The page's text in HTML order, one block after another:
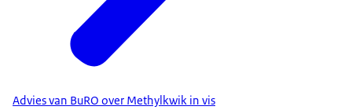
Advies van BuRO over Methylkwik in vis